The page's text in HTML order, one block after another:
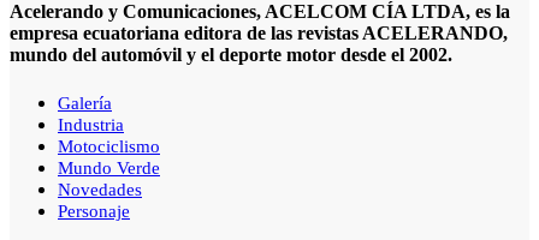
Acelerando y Comunicaciones, ACELCOM CÍA LTDA, es la
empresa ecuatoriana editora de las revistas ACELERANDO,
mundo del automóvil y el deporte motor desde el 2002.
Galería
Industria
Motociclismo
Mundo Verde
Novedades
Personaje